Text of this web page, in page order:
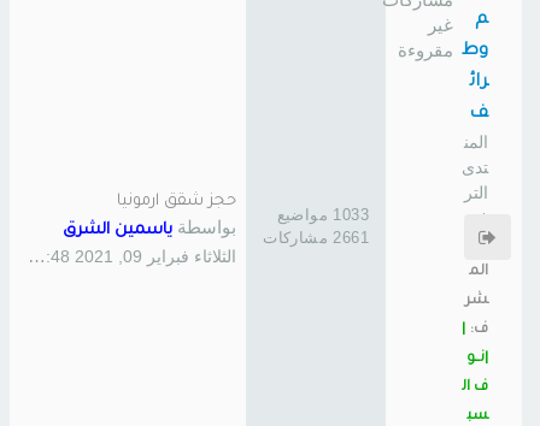
م
وط
رائ
ف
المن
تدى
التر
فيه
ي
الم
شر
ف:
|نــو
ف ال
سب
1033 مواضيع
2661 مشاركات
حجز شقق ارمونيا
بواسطة ياسمين الشرق
الثلاثاء فبراير 09, 2021 12:48 pm